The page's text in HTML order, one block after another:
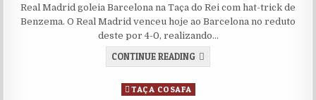
Real Madrid goleia Barcelona na Taça do Rei com hat-trick de
Benzema. O Real Madrid venceu hoje ao Barcelona no reduto
deste por 4-0, realizando…
CONTINUE READINGREAL MADRID GOLEIA
Posted in
TAÇA COSAFA